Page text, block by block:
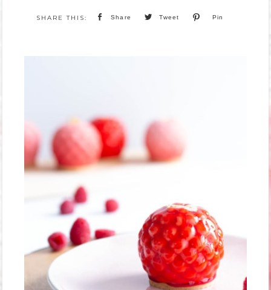
Share Tweet Pin